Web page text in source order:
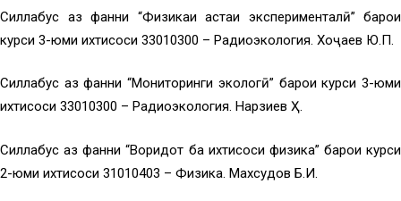
Силлабус аз фанни “Физикаи ҳастаи эксперименталӣ” барои
курси 3-юми ихтисоси 33010300 – Радиоэкология. Хоҷаев Ю.П.
Силлабус аз фанни “Мониторинги экологӣ” барои курси 3-юми
ихтисоси 33010300 – Радиоэкология. Нарзиев Ҳ.
Силлабус аз фанни “Воридот ба ихтисоси физика” барои курси
2-юми ихтисоси 31010403 – Физика. Махсудов Б.И.